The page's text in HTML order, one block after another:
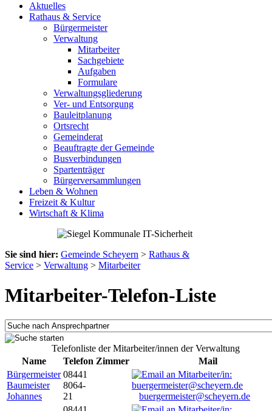
Aktuelles
Rathaus & Service
Bürgermeister
Verwaltung
Mitarbeiter
Sachgebiete
Aufgaben
Formulare
Verwaltungsgliederung
Ver- und Entsorgung
Bauleitplanung
Ortsrecht
Gemeinderat
Beauftragte der Gemeinde
Busverbindungen
Spartenträger
Bürgerversammlungen
Leben & Wohnen
Freizeit & Kultur
Wirtschaft & Klima
Sie sind hier: Gemeinde Scheyern > Rathaus &
Service > Verwaltung > Mitarbeiter
Mitarbeiter-Telefon-Liste
Telefonliste der Mitarbeiter/innen der Verwaltung
Name
Telefon Zimmer
Mail
Bürgermeister
Baumeister
Johannes
08441
8064-
21
buergermeister@scheyern.de